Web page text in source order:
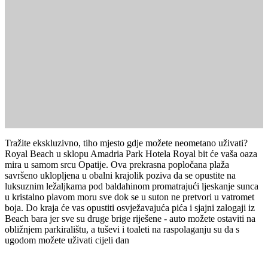
Tražite ekskluzivno, tiho mjesto gdje možete neometano uživati?
Royal Beach u sklopu Amadria Park Hotela Royal bit će vaša oaza
mira u samom srcu Opatije. Ova prekrasna popločana plaža
savršeno uklopljena u obalni krajolik poziva da se opustite na
luksuznim ležaljkama pod baldahinom promatrajući ljeskanje sunca
u kristalno plavom moru sve dok se u suton ne pretvori u vatromet
boja. Do kraja će vas opustiti osvježavajuća pića i sjajni zalogaji iz
Beach bara jer sve su druge brige riješene - auto možete ostaviti na
obližnjem parkiralištu, a tuševi i toaleti na raspolaganju su da s
ugodom možete uživati cijeli dan